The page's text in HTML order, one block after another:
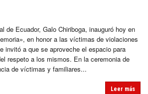
de Ecuador, Galo Chiriboga, inauguró hoy en
en honor a las víctimas de violaciones
invitó a que se aproveche el espacio para
respeto a los mismos. En la ceremonia de
de víctimas y familiares...
Leer más